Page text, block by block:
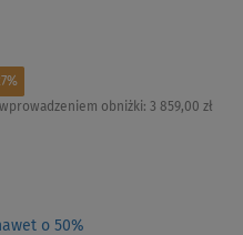
obniżki: 3 859,00 zł
o 50%